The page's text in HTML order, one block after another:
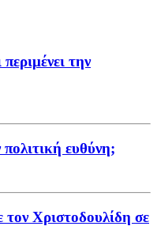
την
ευθύνη;
Χριστοδουλίδη σε